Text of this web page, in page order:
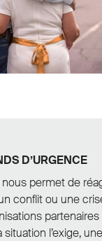
D’URGENCE
permet de
conflit ou une
l’exige,